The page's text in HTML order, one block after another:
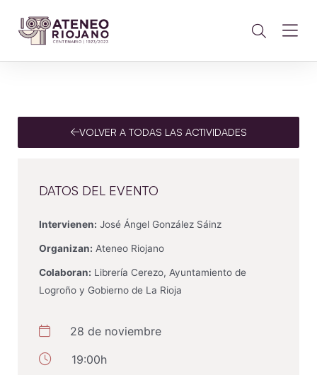
VOLVER A TODAS LAS ACTIVIDADES
DATOS DEL EVENTO
Intervienen: José Ángel González Sáinz
Organizan: Ateneo Riojano
Colaboran: Librería Cerezo, Ayuntamiento de
Logroño y Gobierno de La Rioja
28 de noviembre
19:00h